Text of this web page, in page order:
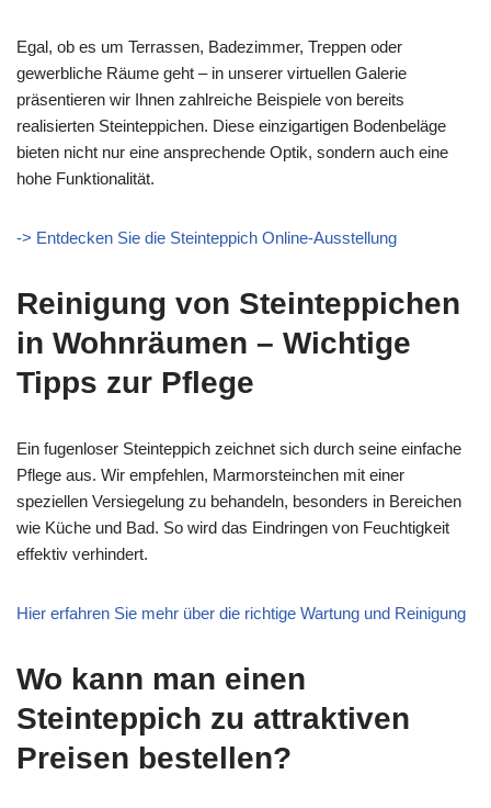
Egal, ob es um Terrassen, Badezimmer, Treppen oder
gewerbliche Räume geht – in unserer virtuellen Galerie
präsentieren wir Ihnen zahlreiche Beispiele von bereits
realisierten Steinteppichen. Diese einzigartigen Bodenbeläge
bieten nicht nur eine ansprechende Optik, sondern auch eine
hohe Funktionalität.
-> Entdecken Sie die Steinteppich Online-Ausstellung
Reinigung von Steinteppichen
in Wohnräumen – Wichtige
Tipps zur Pflege
Ein fugenloser Steinteppich zeichnet sich durch seine einfache
Pflege aus. Wir empfehlen, Marmorsteinchen mit einer
speziellen Versiegelung zu behandeln, besonders in Bereichen
wie Küche und Bad. So wird das Eindringen von Feuchtigkeit
effektiv verhindert.
Hier erfahren Sie mehr über die richtige Wartung und Reinigung
Wo kann man einen
Steinteppich zu attraktiven
Preisen bestellen?